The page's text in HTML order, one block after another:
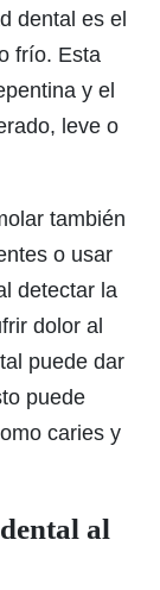
dental es el
frío. Esta
y el
leve o
también
o usar
detectar la
dolor al
puede dar
puede
caries y
al